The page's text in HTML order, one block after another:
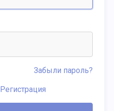
Забыли пароль?
Регистрация